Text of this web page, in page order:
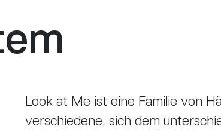
Look at Me ist eine Familie von
verschiedene, sich dem